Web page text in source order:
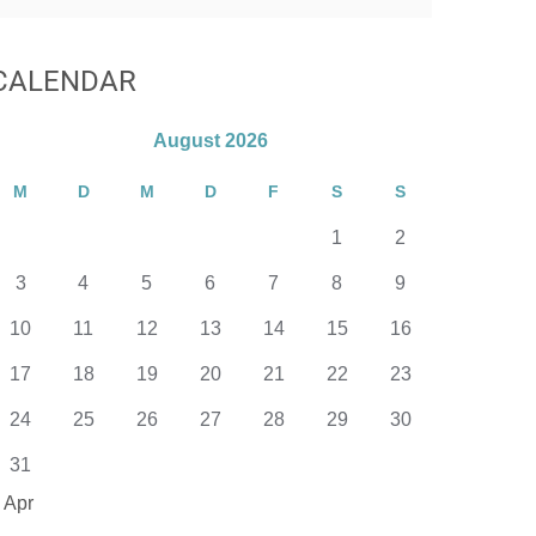
August 2026
M D M D F S S
1 2
3 4 5 6 7 8 9
10 11 12 13 14 15 16
17 18 19 20 21 22 23
24 25 26 27 28 29 30
31
Apr